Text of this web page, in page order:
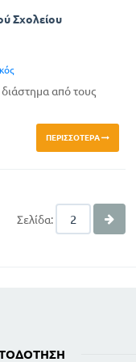
Σχολείου
από τους
ΠΕΡΙΣΣΌΤΕΡΑ
Σελίδα: